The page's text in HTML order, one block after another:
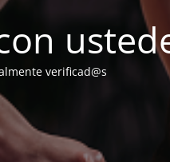
verificad@s